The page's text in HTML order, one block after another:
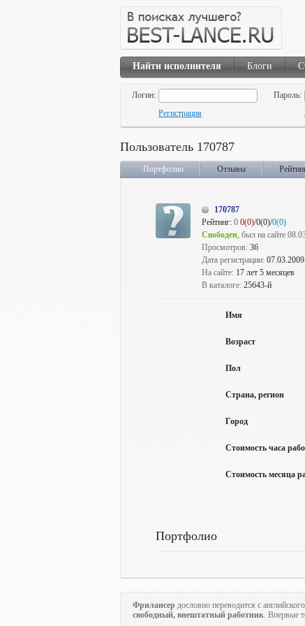
Найти исполнителя Блоги
Логин:
Пароль:
Регистрация
Пользователь 170787
Портфолио Отзывы
170787
Рейтинг: 0 0(0)/0(0)/0(0)
Свободен, был на сайте
Просмотров: 36
Дата регистрации: 07.03.2009
На сайте: 17 лет 5 месяцев
В каталоге: 25643-й
Имя
Возраст
Пол
Страна, регион
Город
Стоимость часа
Стоимость месяца
Портфолио
Фрилансер дословно переводится с
свободный, внештатный работник. Впервые